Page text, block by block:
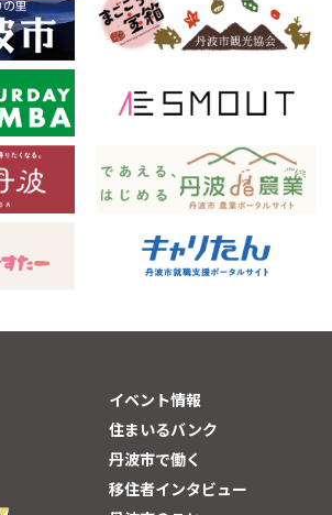
イベント情報
住まいるバンク
丹波市で働く
移住者インタビュー